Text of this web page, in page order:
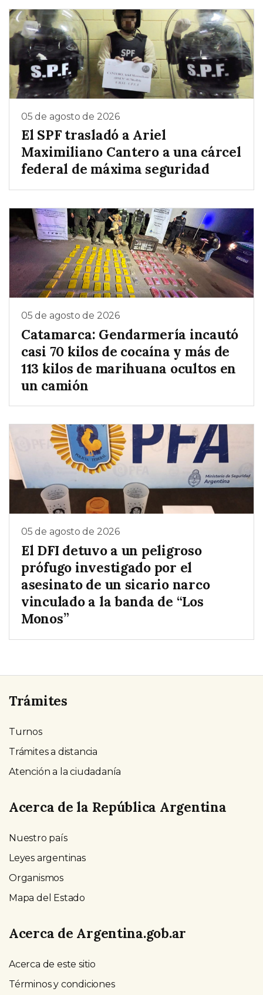
05 de agosto de 2026
El SPF trasladó a Ariel
Maximiliano Cantero a una cárcel
federal de máxima seguridad
05 de agosto de 2026
Catamarca: Gendarmería incautó
casi 70 kilos de cocaína y más de
113 kilos de marihuana ocultos en
un camión
05 de agosto de 2026
El DFI detuvo a un peligroso
prófugo investigado por el
asesinato de un sicario narco
vinculado a la banda de “Los
Monos”
Trámites
Turnos
Trámites a distancia
Atención a la ciudadanía
Acerca de la República Argentina
Nuestro país
Leyes argentinas
Organismos
Mapa del Estado
Acerca de Argentina.gob.ar
Acerca de este sitio
Términos y condiciones